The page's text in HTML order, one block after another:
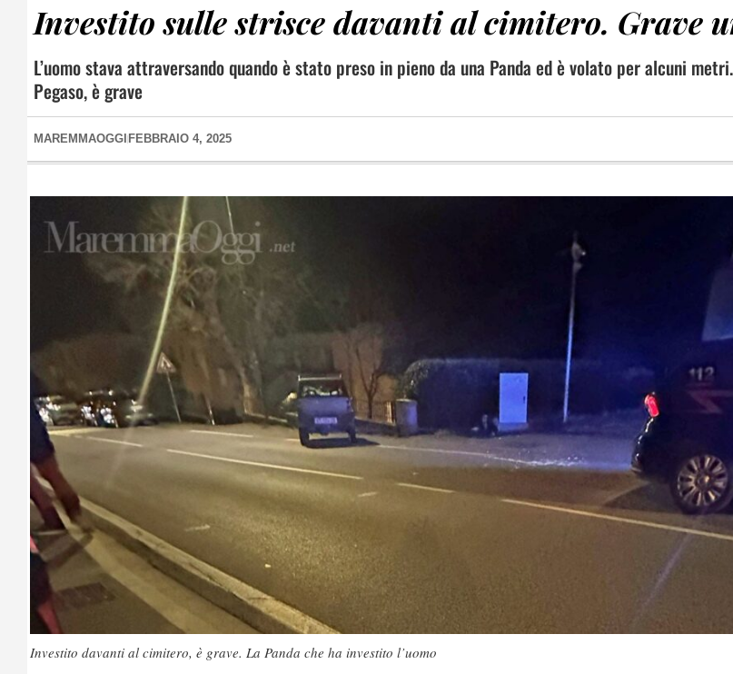
Investito sulle strisce davanti al cimitero. Grave
L’uomo stava attraversando quando è stato preso in pieno da una Panda ed è volato per alcuni
Pegaso, è grave
MAREMMAOGGI FEBBRAIO 4, 2025
Investito davanti al cimitero, è grave. La Panda che ha investito l’uomo